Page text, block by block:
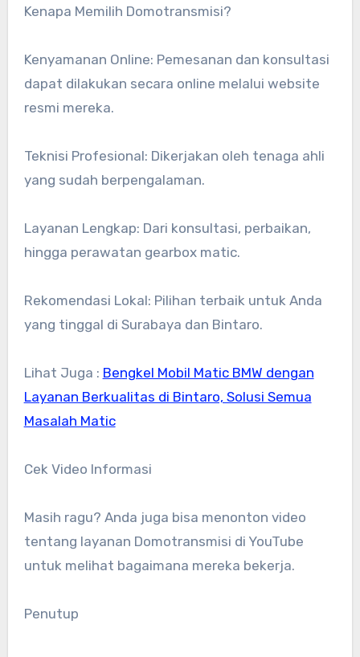
Kenapa Memilih Domotransmisi?
Kenyamanan Online: Pemesanan dan konsultasi
dapat dilakukan secara online melalui website
resmi mereka.
Teknisi Profesional: Dikerjakan oleh tenaga ahli
yang sudah berpengalaman.
Layanan Lengkap: Dari konsultasi, perbaikan,
hingga perawatan gearbox matic.
Rekomendasi Lokal: Pilihan terbaik untuk Anda
yang tinggal di Surabaya dan Bintaro.
Lihat Juga : Bengkel Mobil Matic BMW dengan
Layanan Berkualitas di Bintaro, Solusi Semua
Masalah Matic
Cek Video Informasi
Masih ragu? Anda juga bisa menonton video
tentang layanan Domotransmisi di YouTube
untuk melihat bagaimana mereka bekerja.
Penutup